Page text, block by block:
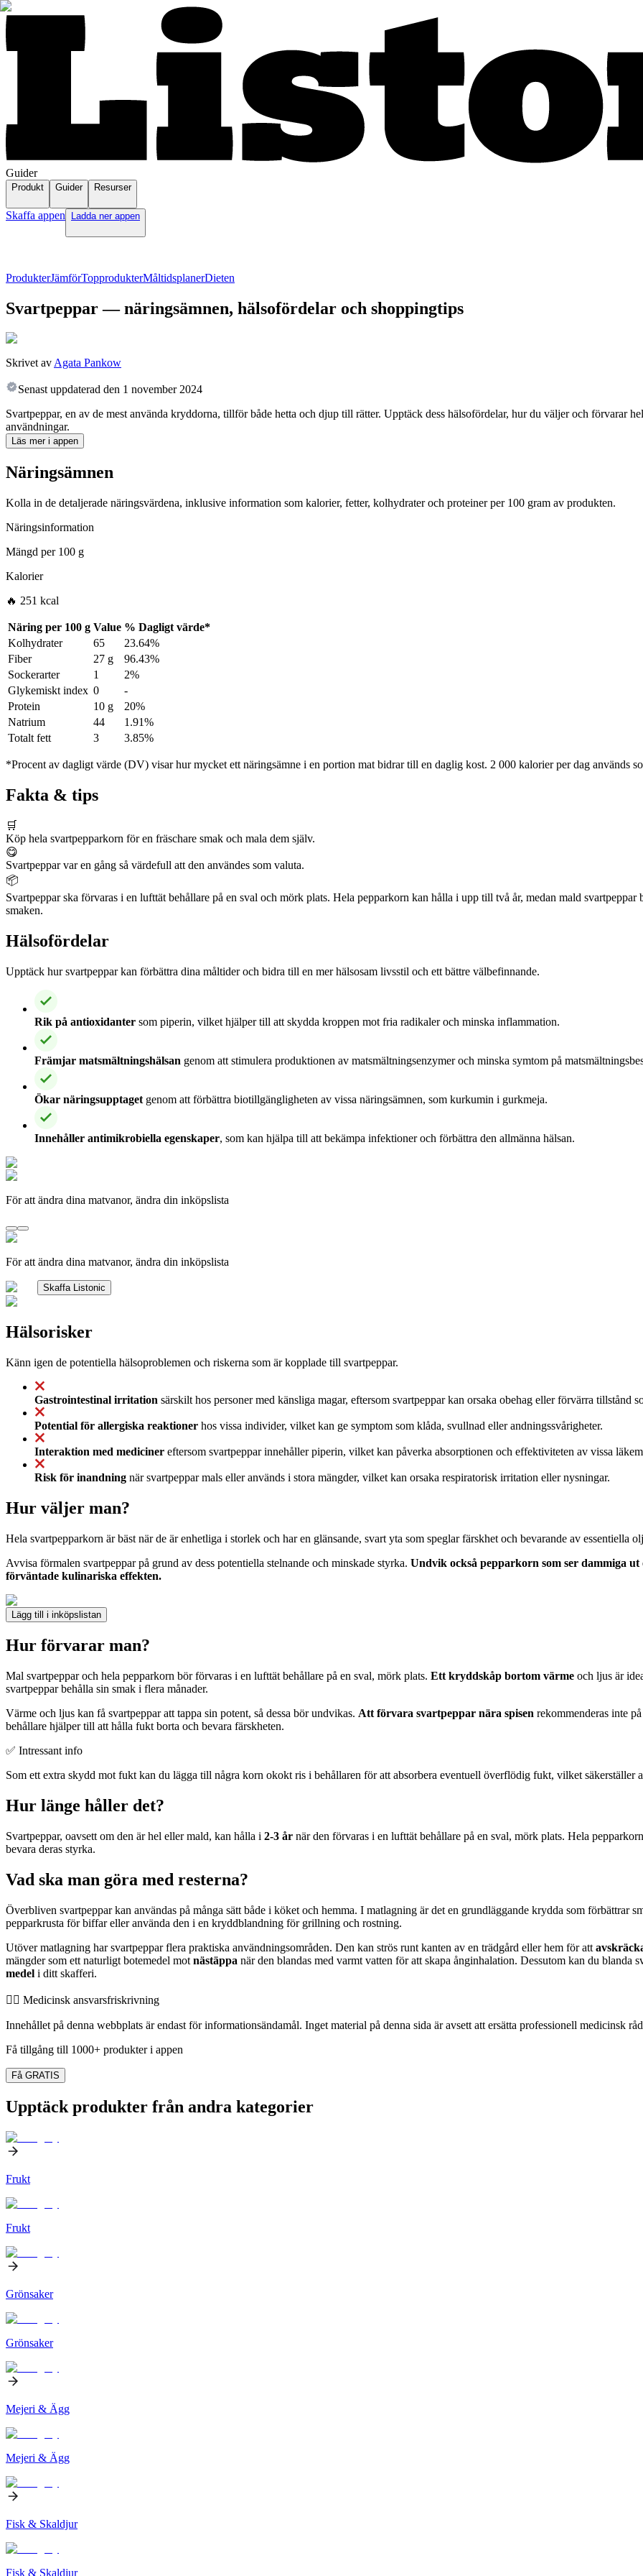
Guider
Produkt Guider Resurser
Skaffa appen Ladda ner appen
ProdukterJämförTopprodukterMåltidsplanerDieten
Svartpeppar — näringsämnen, hälsofördelar och shoppingtips
Skrivet avAgata Pankow
Senast uppdaterad den 1 november 2024
Svartpeppar, en av de mest använda kryddorna, tillför både hetta och djup till rätter. Upptäck dess hälsofördelar, hur du väljer och förvarar
användningar.
Läs mer i appen
Näringsämnen
Kolla in de detaljerade näringsvärdena, inklusive information som kalorier, fetter, kolhydrater och proteiner per 100 gram av produkten.
Näringsinformation
Mängd per100 g
Kalorier
🔥 251 kcal
Näring per 100 g Value % Dagligt värde*
Kolhydrater
65
23.64%
Fiber
27 g
96.43%
Sockerarter
1
2%
Glykemiskt index 0
-
Protein
10 g
20%
Natrium
44
1.91%
Totalt fett
3 3.85%
*Procent av dagligt värde (DV) visar hur mycket ett näringsämne i en portion mat bidrar till en daglig kost. 2 000 kalorier per dag används
Fakta & tips
🛒
Köp hela svartpepparkorn för en fräschare smak och mala dem själv.
😋
Svartpeppar var en gång så värdefull att den användes som valuta.
📦
Svartpeppar ska förvaras i en lufttät behållare på en sval och mörk plats. Hela pepparkorn kan hålla i upp till två år, medan mald
smaken.
Hälsofördelar
Upptäck hur svartpeppar kan förbättra dina måltider och bidra till en mer hälsosam livsstil och ett bättre välbefinnande.
Rik på antioxidanter som piperin, vilket hjälper till att skydda kroppen mot fria radikaler och minska inflammation.
Främjar matsmältningshälsan genom att stimulera produktionen av matsmältningsenzymer och minska symtom på
Ökar näringsupptaget genom att förbättra biotillgängligheten av vissa näringsämnen, som kurkumin i gurkmeja.
Innehåller antimikrobiella egenskaper, som kan hjälpa till att bekämpa infektioner och förbättra den allmänna hälsan.
För att ändra dina matvanor, ändra din inköpslista
För att ändra dina matvanor, ändra din inköpslista
Skaffa Listonic
Hälsorisker
Känn igen de potentiella hälsoproblemen och riskerna som är kopplade till svartpeppar.
Gastrointestinal irritation särskilt hos personer med känsliga magar, eftersom svartpeppar kan orsaka obehag eller förvärra tillstånd
Potential för allergiska reaktioner hos vissa individer, vilket kan ge symptom som klåda, svullnad eller andningssvårigheter.
Interaktion med mediciner eftersom svartpeppar innehåller piperin, vilket kan påverka absorptionen och effektiviteten av vissa
Risk för inandning när svartpeppar mals eller används i stora mängder, vilket kan orsaka respiratorisk irritation eller nysningar.
Hur väljer man?
Hela svartpepparkorn är bäst när de är enhetliga i storlek och har en glänsande, svart yta som speglar färskhet och bevarande av essentiella
Avvisa förmalen svartpeppar på grund av dess potentiella stelnande och minskade styrka. Undvik också pepparkorn som ser dammiga
förväntade kulinariska effekten.
Lägg till i inköpslistan
Hur förvarar man?
Mal svartpeppar och hela pepparkorn bör förvaras i en lufttät behållare på en sval, mörk plats. Ett kryddskåp bortom värme och ljus är
svartpeppar behålla sin smak i flera månader.
Värme och ljus kan få svartpeppar att tappa sin potent, så dessa bör undvikas. Att förvara svartpeppar nära spisen rekommenderas inte
behållare hjälper till att hålla fukt borta och bevara färskheten.
✅ Intressant info
Som ett extra skydd mot fukt kan du lägga till några korn okokt ris i behållaren för att absorbera eventuell överflödig fukt, vilket säkerställer
Hur länge håller det?
Svartpeppar, oavsett om den är hel eller mald, kan hålla i 2-3 år när den förvaras i en lufttät behållare på en sval, mörk plats. Hela
bevara deras styrka.
Vad ska man göra med resterna?
Överbliven svartpeppar kan användas på många sätt både i köket och hemma. I matlagning är det en grundläggande krydda som förbättrar
pepparkrusta för biffar eller använda den i en kryddblandning för grillning och rostning.
Utöver matlagning har svartpeppar flera praktiska användningsområden. Den kan strös runt kanten av en trädgård eller hem för att
mängder som ett naturligt botemedel mot nästäppa när den blandas med varmt vatten för att skapa ånginhalation. Dessutom kan du blanda
medel i ditt skafferi.
👨‍⚕️️ Medicinsk ansvarsfriskrivning
Innehållet på denna webbplats är endast för informationsändamål. Inget material på denna sida är avsett att ersätta professionell medicinsk
Få tillgång till 1000+ produkter i appen
Få GRATIS
Upptäck produkter från andra kategorier
Frukt
Frukt
Grönsaker
Grönsaker
Mejeri & Ägg
Mejeri & Ägg
Fisk & Skaldjur
Fisk & Skaldjur